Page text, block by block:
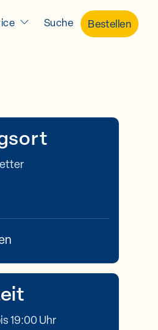
Suche Bestellen
19:00 Uhr